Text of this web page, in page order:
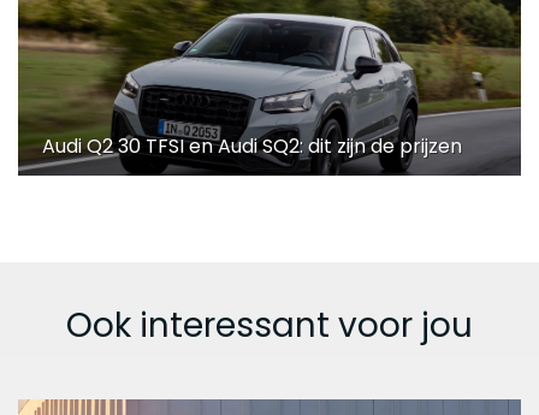
Audi Q2 30 TFSI en Audi SQ2: dit zijn de prijzen
Ook interessant voor jou